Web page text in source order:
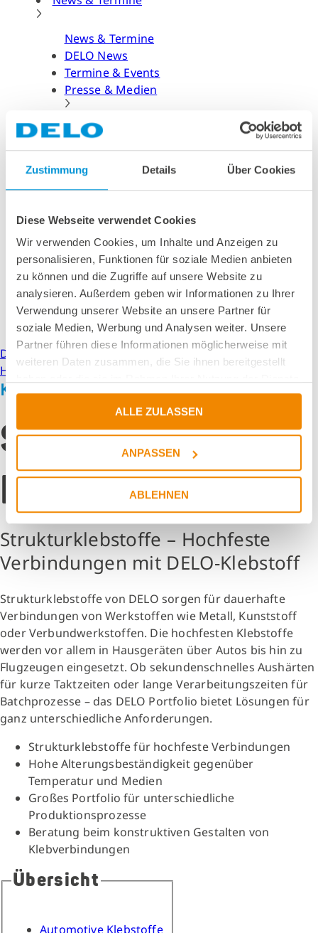
Zustimmung Details Über Cookies
Diese Webseite verwendet Cookies
Wir verwenden Cookies, um Inhalte und Anzeigen zu
personalisieren, Funktionen für soziale Medien anbieten
zu können und die Zugriffe auf unsere Website zu
analysieren. Außerdem geben wir Informationen zu Ihrer
Verwendung unserer Website an unsere Partner für
soziale Medien, Werbung und Analysen weiter. Unsere
Partner führen diese Informationen möglicherweise mit
weiteren Daten zusammen, die Sie ihnen bereitgestellt
gesammelt haben.
ALLE ZULASSEN
ANPASSEN
ABLEHNEN
News & Termine
DELO News
Termine & Events
Presse & Medien
Pressemitteilungen
Presse-Downloads
Newsletter
Suchen
Wonach suchen Sie?
Bitte probieren Sie unsere Suchfunktion aus!
English
German
Chinese (Simplified)
DELO Industrie Klebstoffe
Academy
Klebstoff-Know-
How
Strukturelles Kleben
Klebstoff-Know-How
Strukturelles
Kleben
Strukturklebstoffe – Hochfeste
Verbindungen mit DELO-Klebstoff
Strukturklebstoffe von DELO sorgen für dauerhafte
Verbindungen von Werkstoffen wie Metall, Kunststoff
oder Verbundwerkstoffen. Die hochfesten Klebstoffe
werden vor allem in Hausgeräten über Autos bis hin zu
Flugzeugen eingesetzt. Ob sekundenschnelles Aushärten
für kurze Taktzeiten oder lange Verarbeitungszeiten für
Batchprozesse – das DELO Portfolio bietet Lösungen für
ganz unterschiedliche Anforderungen.
Strukturklebstoffe für hochfeste Verbindungen
Hohe Alterungsbeständigkeit gegenüber
Temperatur und Medien
Großes Portfolio für unterschiedliche
Produktionsprozesse
Beratung beim konstruktiven Gestalten von
Klebverbindungen
Übersicht
Automotive Klebstoffe